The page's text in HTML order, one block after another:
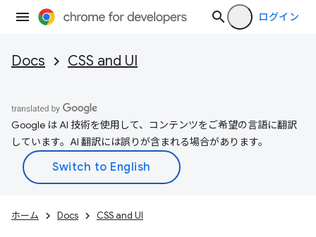
ログイン
Docs CSS and UI
Google は AI 技術を使用して、コンテンツをご希望の言語に翻訳
しています。AI 翻訳には誤りが含まれる場合があります。
ホーム Docs CSS and UI